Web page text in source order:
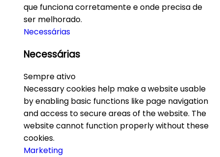
que funciona corretamente e onde precisa de
ser melhorado.
Necessárias
Necessárias
Sempre ativo
Necessary cookies help make a website usable
by enabling basic functions like page navigation
and access to secure areas of the website. The
website cannot function properly without these
cookies.
Marketing